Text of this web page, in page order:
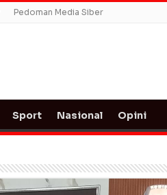
Pedoman Media Siber
Sport Nasional Opini